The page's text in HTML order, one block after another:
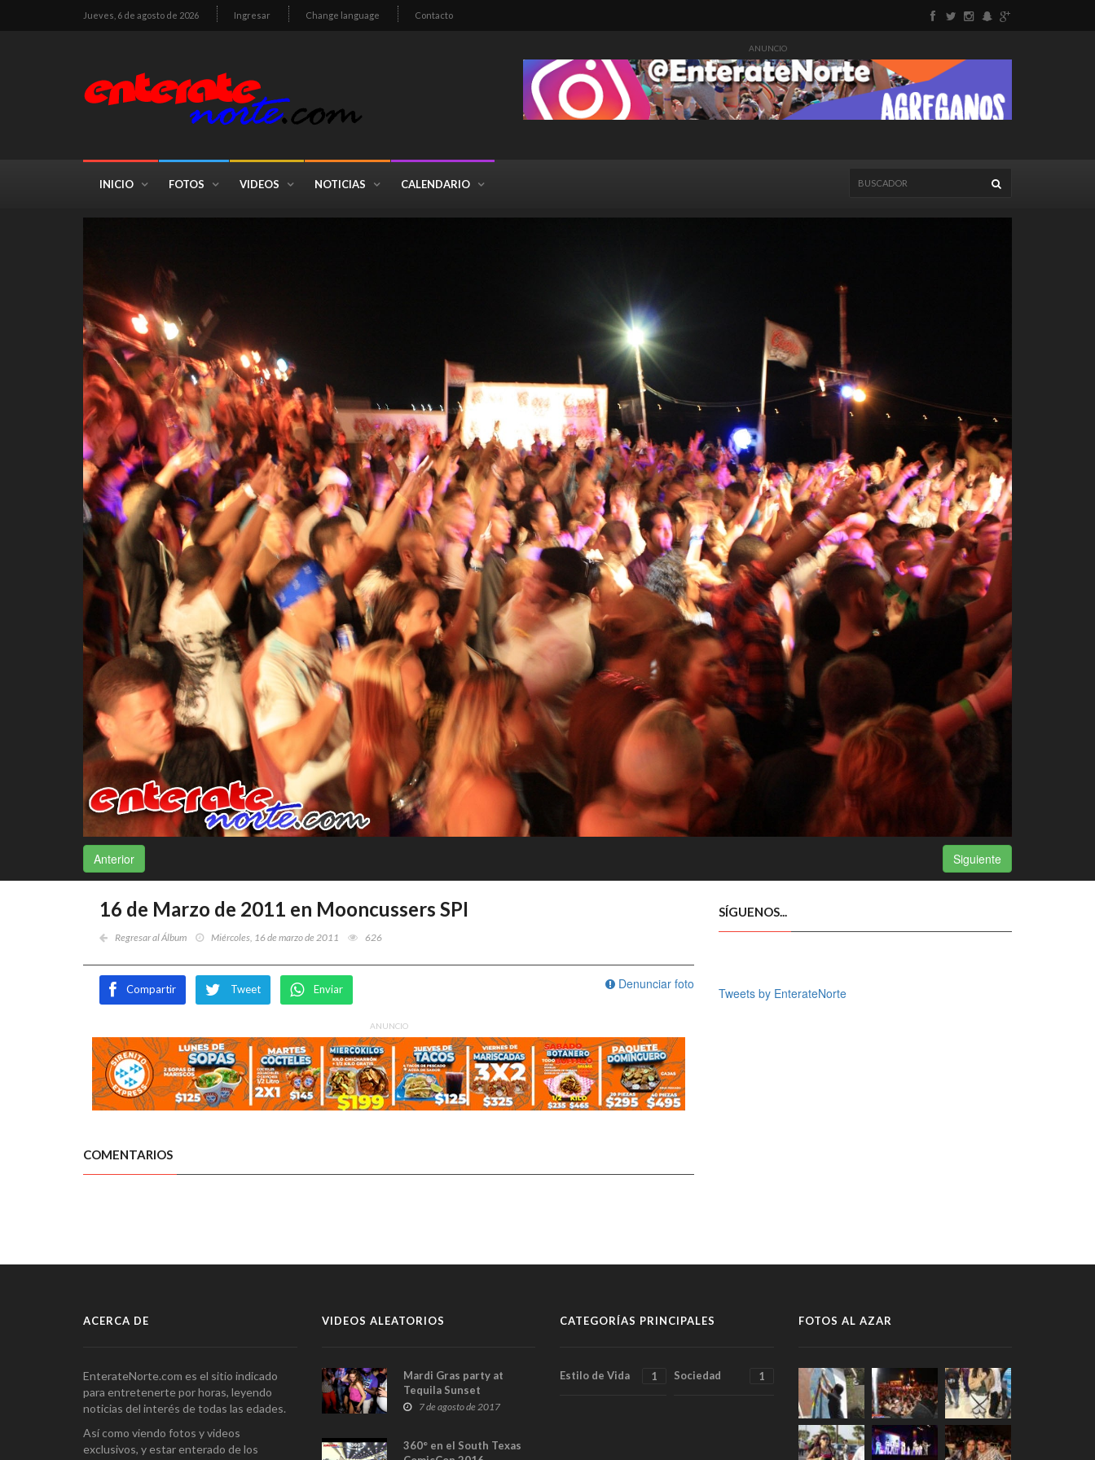
Jueves, 6 de agosto de 2026 Ingresar Change language Contacto
ANUNCIO
INICIO FOTOS VIDEOS NOTICIAS CALENDARIO
Anterior Siguiente
16 de Marzo de 2011 en Mooncussers SPI
Regresar al Álbum Miércoles, 16 de marzo de 2011 626
Denunciar foto
Compartir Tweet Enviar
ANUNCIO
COMENTARIOS
SÍGUENOS...
Tweets by EnterateNorte
ACERCA DE
EnterateNorte.com es el sitio indicado
para entretenerte por horas, leyendo
noticias del interés de todas las edades.
Así como viendo fotos y videos
exclusivos, y estar enterado de los
VIDEOS ALEATORIOS
Mardi Gras party at
Tequila Sunset
7 de agosto de 2017
360° en el South Texas
CATEGORÍAS PRINCIPALES
Estilo de Vida 1 Sociedad 1
FOTOS AL AZAR